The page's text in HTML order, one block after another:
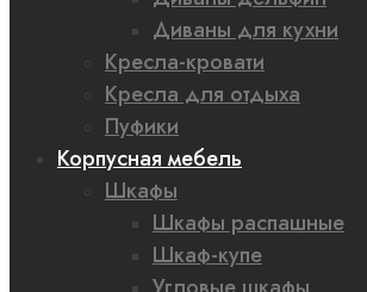
Диваны для кухни
Кресла-кровати
Кресла для отдыха
Пуфики
Корпусная мебель
Шкафы
Шкафы распашные
Шкаф-купе